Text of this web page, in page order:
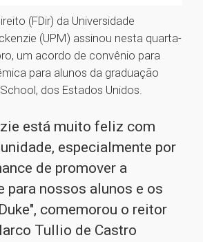
(FDir) da Universidade
(UPM) assinou nesta quarta-
um acordo de convênio para
para alunos da graduação
dos Estados Unidos.
está muito feliz com
especialmente por
de promover a
para nossos alunos e os
comemorou o reitor
Tullio de Castro